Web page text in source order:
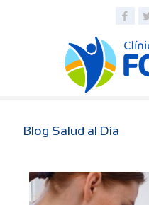
Blog Salud al Día